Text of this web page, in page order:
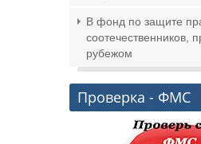
В фонд по защите
соотечественников,
рубежом
Проверка - ФМС